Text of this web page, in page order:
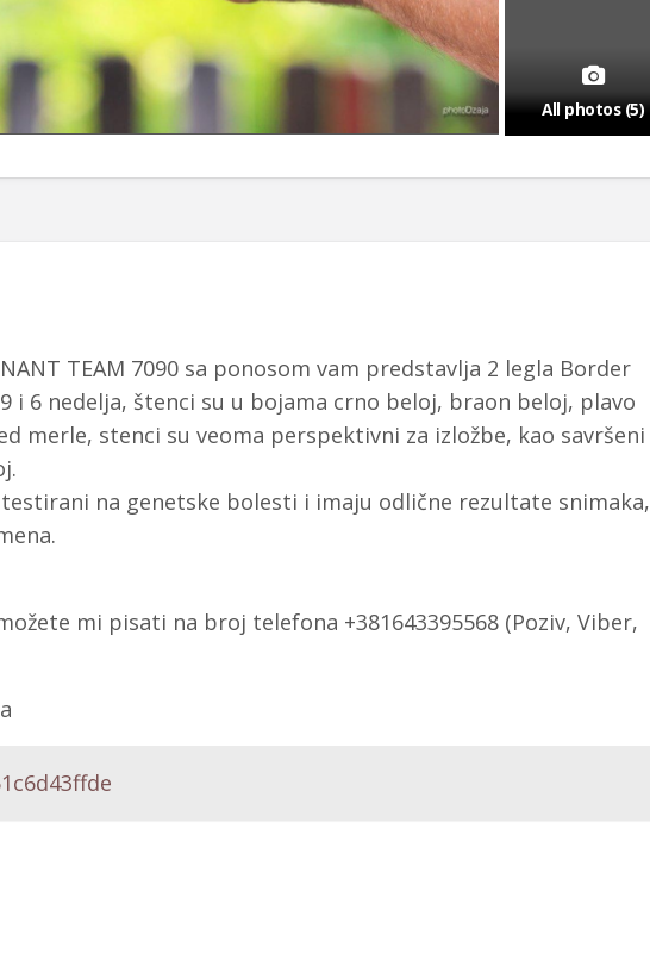
All photos (5)
TEAM 7090 sa ponosom vam predstavlja 2 legla Border
i 6 nedelja, štenci su u bojama crno beloj, braon beloj, plavo
merle, stenci su veoma perspektivni za izložbe, kao savršeni
na genetske bolesti i imaju odlične rezultate snimaka,
mi pisati na broj telefona +381643395568 (Poziv, Viber,